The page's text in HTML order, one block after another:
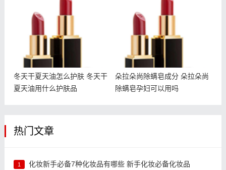
冬天干夏天油怎么护肤 冬天干
夏天油用什么护肤品
朵拉朵尚除螨皂成分 朵拉朵尚
除螨皂孕妇可以用吗
热门文章
1 化妆新手必备7种化妆品有哪些 新手化妆必备化妆品